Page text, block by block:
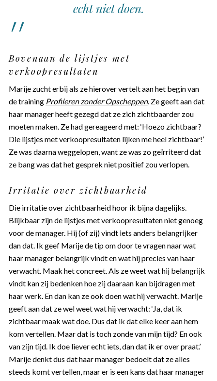
echt niet doen.
Bovenaan de lijstjes met
verkoopresultaten
Marije zucht erbij als ze hierover vertelt aan het begin van
de training Profileren zonder Opscheppen. Ze geeft aan dat
haar manager heeft gezegd dat ze zich zichtbaarder zou
moeten maken. Ze had gereageerd met: ‘Hoezo zichtbaar?
Die lijstjes met verkoopresultaten lijken me heel zichtbaar!’
Ze was daarna weggelopen, want ze was zo geïrriteerd dat
ze bang was dat het gesprek niet positief zou verlopen.
Irritatie over zichtbaarheid
Die irritatie over zichtbaarheid hoor ik bijna dagelijks.
Blijkbaar zijn de lijstjes met verkoopresultaten niet genoeg
voor de manager. Hij (of zij) vindt iets anders belangrijker
dan dat. Ik geef Marije de tip om door te vragen naar wat
haar manager belangrijk vindt en wat hij precies van haar
verwacht. Maak het concreet. Als ze weet wat hij belangrijk
vindt kan zij bedenken hoe zij daaraan kan bijdragen met
haar werk. En dan kan ze ook doen wat hij verwacht. Marije
geeft aan dat ze wel weet wat hij verwacht: ‘Ja, dat ik
zichtbaar maak wat doe. Dus dat ik dat elke keer aan hem
kom vertellen. Maar dat is toch zonde van mijn tijd? En ook
van zijn tijd. Ik doe liever echt iets, dan dat ik er over praat.’
Marije denkt dus dat haar manager bedoelt dat ze alles
steeds komt vertellen, maar er is een kans dat haar manager